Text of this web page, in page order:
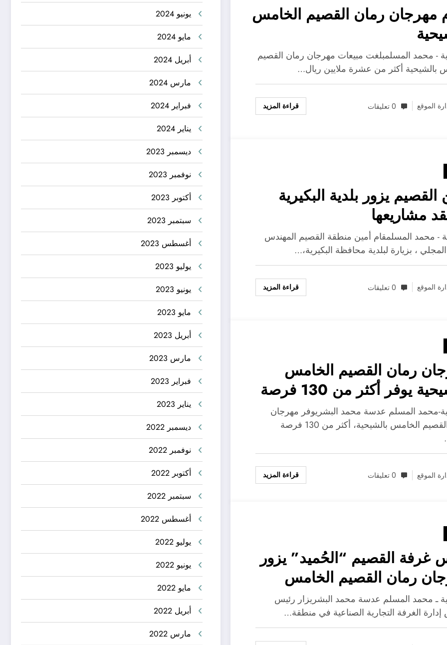
مهرجان رمان القصيم الخامس
- محمد المسلمبلغت مبيعات مهرجان رمان القصيم
بالشيحية أكثر من عشرة ملايين ريال…
الموقع 0 تعليقات قراءة المزيد
القصيم يزور بلدية البكيرية
مشاريعها
- محمد المسلمقام أمين منطقة القصيم المهندس
، بزيارة لبلدية محافظة البكيرية،…
الموقع 0 تعليقات قراءة المزيد
رمان القصيم الخامس
بالشيحية يوفر أكثر من 130 فرصة
للشباب
محمد المسلم عدسة محمد البشريوفر مهرجان
رمان القصيم الخامس بالشيحية، أكثر من 130 فرصة
الموقع 0 تعليقات قراءة المزيد
غرفة القصيم “الحُميد” يزور
رمان القصيم الخامس
ـ محمد المسلم عدسة محمد البشريزار رئيس
الغرفة التجارية الصناعية في منطقة…
يونيو 2024
مايو 2024
أبريل 2024
مارس 2024
فبراير 2024
يناير 2024
ديسمبر 2023
نوفمبر 2023
أكتوبر 2023
سبتمبر 2023
أغسطس 2023
يوليو 2023
يونيو 2023
مايو 2023
أبريل 2023
مارس 2023
فبراير 2023
يناير 2023
ديسمبر 2022
نوفمبر 2022
أكتوبر 2022
سبتمبر 2022
أغسطس 2022
يوليو 2022
يونيو 2022
مايو 2022
أبريل 2022
مارس 2022